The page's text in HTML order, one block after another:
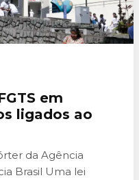
em
ligados ao
da Agência
Brasil Uma lei